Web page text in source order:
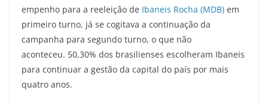
empenho para a reeleição de Ibaneis Rocha (MDB) em
primeiro turno, já se cogitava a continuação da
campanha para segundo turno, o que não
aconteceu. 50,30% dos brasilienses escolheram Ibaneis
para continuar a gestão da capital do país por mais
quatro anos.